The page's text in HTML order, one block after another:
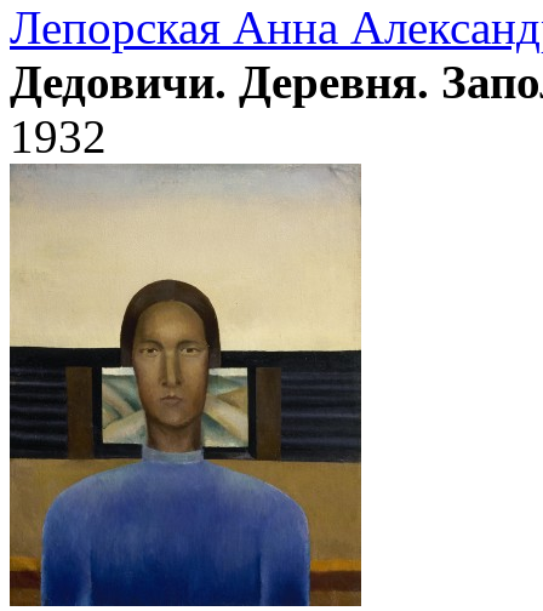
Лепорская Анна
Дедовичи. Деревня.
1932